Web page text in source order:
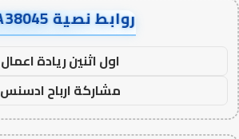
روابط نصية AA38045
اول اثنين ريادة اعمال
مشاركة ارباح ادسنس